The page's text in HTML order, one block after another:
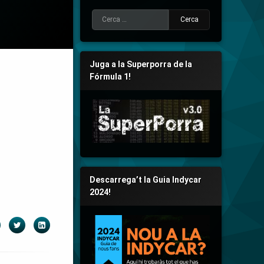
TwitterLinkedIn
Juga a la Superporra de la
Fórmula 1!
Descarrega’t la Guia Indycar
2024!